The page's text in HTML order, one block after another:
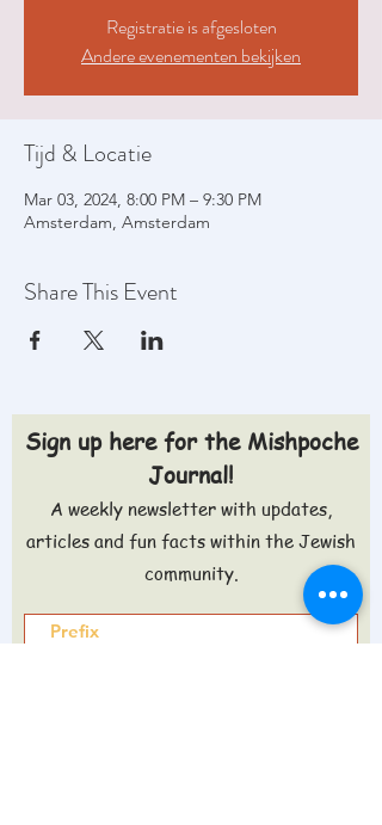
Registratie is afgesloten
Andere evenementen bekijken
Tijd & Locatie
Mar 03, 2024, 8:00 PM – 9:30 PM
Amsterdam, Amsterdam
Share This Event
Sign up here for the Mishpoche
Journal!
A weekly newsletter with updates,
articles and fun facts within the Jewish
community.